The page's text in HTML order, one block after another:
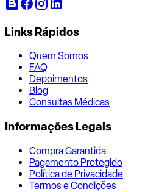
Links Rápidos
Quem Somos
FAQ
Depoimentos
Blog
Consultas Médicas
Informações Legais
Compra Garantida
Pagamento Protegido
Política de Privacidade
Termos e Condições